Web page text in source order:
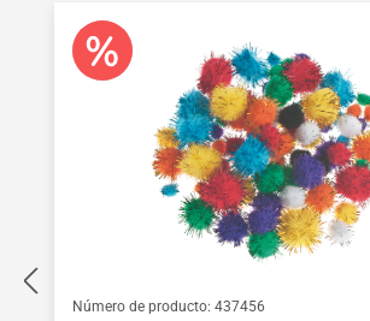
Número de producto: 437456